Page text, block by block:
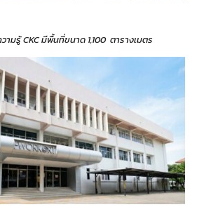
ามรู้ CKC มีพื้นที่ขนาด 1,100 ตารางเมตร